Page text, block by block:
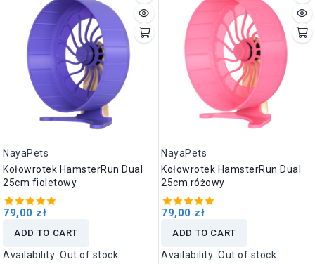
NayaPets
Kołowrotek HamsterRun Dual
25cm fioletowy
79,00 zł
ADD TO CART
Availability:Out of stock
NayaPets
Kołowrotek HamsterRun Dual
25cm różowy
79,00 zł
ADD TO CART
Availability: Out of stock